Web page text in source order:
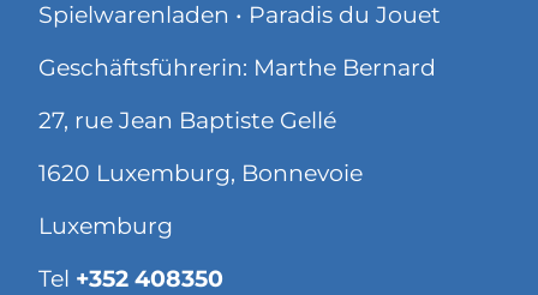
Spielwarenladen • Paradis du Jouet
Geschäftsführerin: Marthe Bernard
27, rue Jean Baptiste Gellé
1620 Luxemburg, Bonnevoie
Luxemburg
Tel +352 408350